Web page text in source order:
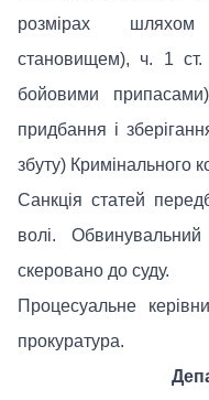
розмірах
становищем), ч. 1
бойовими
придбання і
збуту) Кримінального
Санкція статей
волі.
скеровано до суду.
Процесуальне
прокуратура.